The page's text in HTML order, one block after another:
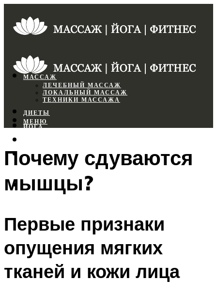
МАССАЖ
ЛЕЧЕБНЫЙ МАССАЖ
ЛОКАЛЬНЫЙ МАССАЖ
ТЕХНИКИ МАССАЖА
ДИЕТЫ
ЙОГА
ФИТНЕС
МЕНЮ
МЕНЮ
Почему сдуваются
мышцы?
Первые признаки
опущения мягких
тканей и кожи лица